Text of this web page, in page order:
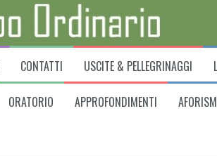
CONTATTI USCITE & PELLEGRINAGGI
ORATORIO APPROFONDIMENTI